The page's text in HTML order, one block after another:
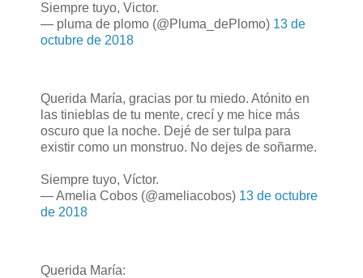
Siempre tuyo, Victor.
— pluma de plomo (@Pluma_dePlomo) 13 de
octubre de 2018
Querida María, gracias por tu miedo. Atónito en
las tinieblas de tu mente, crecí y me hice más
oscuro que la noche. Dejé de ser tulpa para
existir como un monstruo. No dejes de soñarme.
Siempre tuyo, Víctor.
— Amelia Cobos (@ameliacobos) 13 de octubre
de 2018
Querida María: